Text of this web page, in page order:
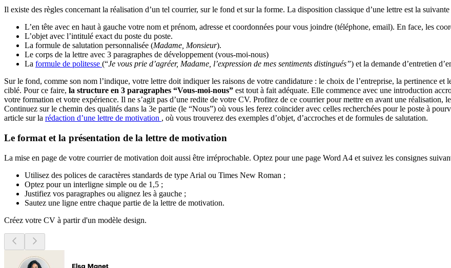
Il existe des règles concernant la réalisation d’un tel courrier, sur le fond et sur la forme. La disposition classique d’une lettre est la suivante
L’en tête avec en haut à gauche votre nom et prénom, adresse et coordonnées pour vous joindre (téléphone, email). En face, les
L’objet avec l’intitulé exact du poste du poste.
La formule de salutation personnalisée (Madame, Monsieur).
Le corps de la lettre avec 3 paragraphes de développement (vous-moi-nous)
La formule de politesse (“Je vous prie d’agréer, Madame, l’expression de mes sentiments distingués”) et la demande d’entretien
Sur le fond, comme son nom l’indique, votre lettre doit indiquer les raisons de votre candidature : le choix de l’entreprise, la pertinence
ciblé. Pour ce faire, la structure en 3 paragraphes “Vous-moi-nous” est tout à fait adéquate. Elle commence avec une introduction
votre formation et votre expérience. Il ne s’agit pas d’une redite de votre CV. Profitez de ce courrier pour mettre en avant une réalisation,
Continuez sur le chemin des qualités dans la 3e partie (le “Nous”) où vous les ferez coïncider avec celles recherchées pour le poste à
article sur la rédaction d’une lettre de motivation , où vous trouverez des exemples d’objet, d’accroches et de formules de salutation.
Le format et la présentation de la lettre de motivation
La mise en page de votre courrier de motivation doit aussi être irréprochable. Optez pour une page Word A4 et suivez les consignes
Utilisez des polices de caractères standards de type Arial ou Times New Roman ;
Optez pour un interligne simple ou de 1,5 ;
Justifiez vos paragraphes ou alignez les à gauche ;
Sautez une ligne entre chaque partie de la lettre de motivation.
Créez votre CV à partir d'un modèle design.